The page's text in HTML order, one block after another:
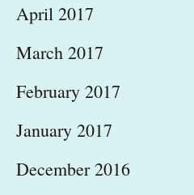
April 2017
March 2017
February 2017
January 2017
December 2016